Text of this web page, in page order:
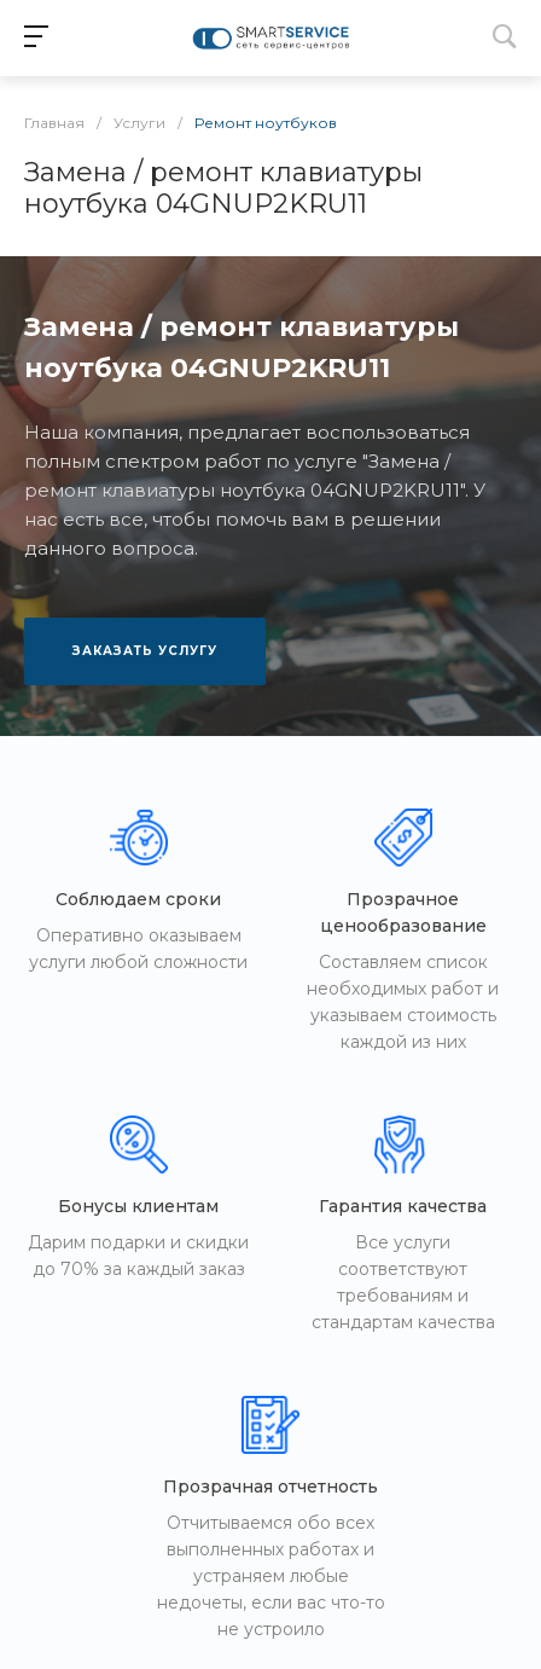
Главная / Услуги / Ремонт ноутбуков
Замена / ремонт клавиатуры
ноутбука 04GNUP2KRU11
Замена / ремонт клавиатуры
ноутбука 04GNUP2KRU11
Наша компания, предлагает воспользоваться
полным спектром работ по услуге "Замена /
ремонт клавиатуры ноутбука 04GNUP2KRU11". У
нас есть все, чтобы помочь вам в решении
данного вопроса.
ЗАКАЗАТЬ УСЛУГУ
Соблюдаем сроки
Оперативно оказываем
услуги любой сложности
Прозрачное
ценообразование
Составляем список
необходимых работ и
указываем стоимость
каждой из них
Бонусы клиентам
Дарим подарки и скидки
до 70% за каждый заказ
Гарантия качества
Все услуги
соответствуют
требованиям и
стандартам качества
Прозрачная отчетность
Отчитываемся обо всех
выполненных работах и
устраняем любые
недочеты, если вас что-то
не устроило